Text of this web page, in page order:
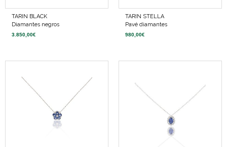
TARIN BLACK
Diamantes negros
3.850,00€
TARIN STELLA
Pavé diamantes
980,00€